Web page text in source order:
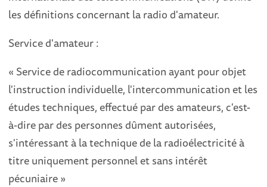
les définitions concernant la radio d'amateur.
Service d'amateur :
« Service de radiocommunication ayant pour objet
l'instruction individuelle, l'intercommunication et les
études techniques, effectué par des amateurs, c'est-
à-dire par des personnes dûment autorisées,
s'intéressant à la technique de la radioélectricité à
titre uniquement personnel et sans intérêt
pécuniaire »